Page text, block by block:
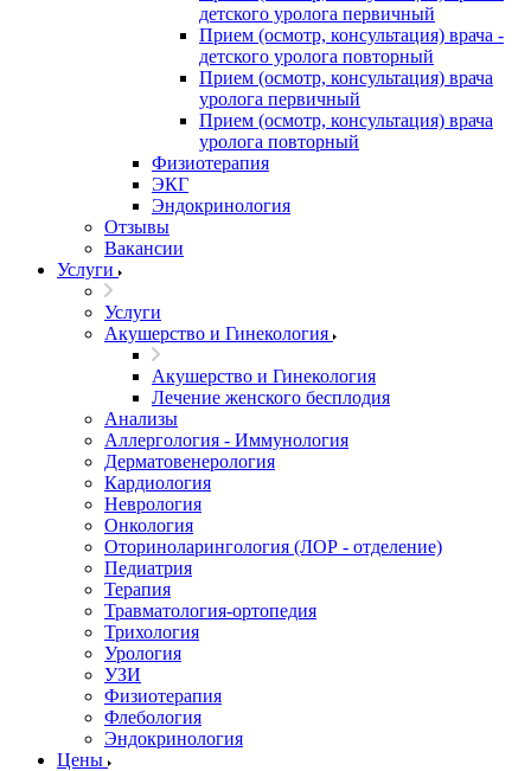
детского уролога первичный
Прием (осмотр, консультация) врача -
детского уролога повторный
Прием (осмотр, консультация) врача
уролога первичный
Прием (осмотр, консультация) врача
уролога повторный
Физиотерапия
ЭКГ
Эндокринология
Отзывы
Вакансии
Услуги
Услуги
Акушерство и Гинекология
Акушерство и Гинекология
Лечение женского бесплодия
Анализы
Аллергология - Иммунология
Дерматовенерология
Кардиология
Неврология
Онкология
Оториноларингология (ЛОР - отделение)
Педиатрия
Терапия
Травматология-ортопедия
Трихология
Урология
УЗИ
Физиотерапия
Флебология
Эндокринология
Цены